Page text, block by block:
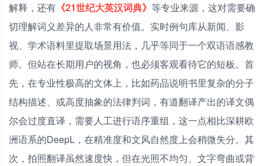
解释，还有 《21世纪大英汉词典》 等专业来源，这对需要确
切理解词义差异的人非常有价值。实时例句库从新闻、影
视、学术语料里提取场景用法，几乎等同于一个双语语感教
师。但站在长期用户的视角，也必须客观看待它的短板。首
先，在专业性极高的文体上，比如药品说明书里复杂的分子
结构描述、或高度抽象的法律判词，有道翻译产出的译文偶
尔会过度直译，需要人工进行语序重组，这一点相比深耕欧
洲语系的DeepL，在精准度和文风自然度上会稍微失分。其
次，拍照翻译虽然速度快，但在光照不均匀、文字弯曲或背